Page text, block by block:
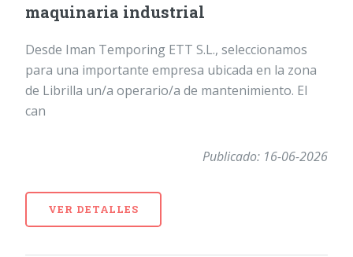
maquinaria industrial
Desde Iman Temporing ETT S.L., seleccionamos
para una importante empresa ubicada en la zona
de Librilla un/a operario/a de mantenimiento. El
can
Publicado: 16-06-2026
VER DETALLES